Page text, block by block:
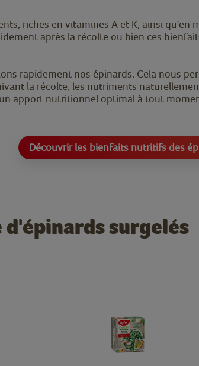
riches en vitamines A et K, ainsi qu'en
après la récolte ou bien ces
rapidement nos épinards. Cela nous
la récolte, les nutriments
apport nutritionnel optimal à tout
Découvrir les bienfaits nutritifs des
surgelés